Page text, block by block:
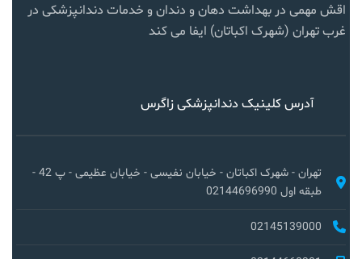
اقش مهمی در بهداشت دهان و دندان و خدمات دندانپزشکی در
غرب تهران (شهرک اکباتان) ایفا می کند
آدرس کلینیک دندانپزشکی زاگرس
تهران - شهرک اکباتان - خیابان نفیسی - خیابان عظیمی - پ 42 -
طبقه اول 02144696990
02145139000